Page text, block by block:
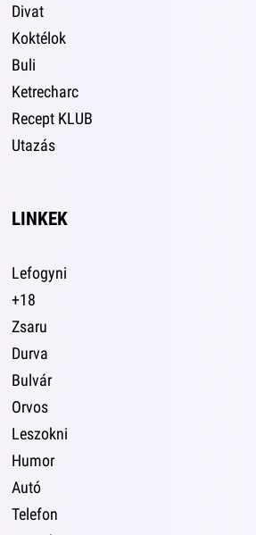
Divat
Koktélok
Buli
Ketrecharc
Recept KLUB
Utazás
LINKEK
Lefogyni
+18
Zsaru
Durva
Bulvár
Orvos
Leszokni
Humor
Autó
Telefon